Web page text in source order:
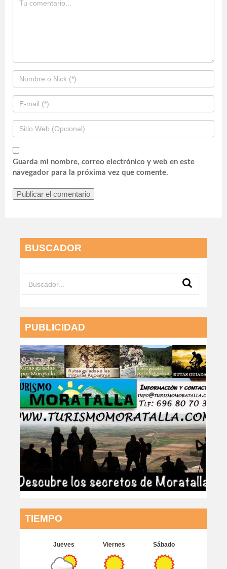
Guarda mi nombre, correo electrónico y web en este
navegador para la próxima vez que comente.
BUSCADOR
PUBLICIDAD
TIEMPO